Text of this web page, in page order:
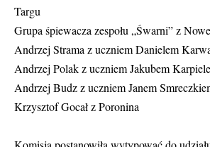
Targu
Grupa śpiewacza zespołu „Śwarni” z
Andrzej Strama z uczniem Danielem
Andrzej Polak z uczniem Jakubem
Andrzej Budz z uczniem Janem
Krzysztof Gocał z Poronina